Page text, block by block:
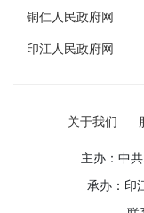
铜仁人民政府网
印江人民政府网
关于我们
主办：中
承办：印